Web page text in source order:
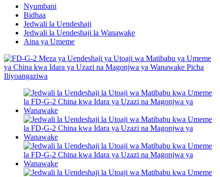
Nyumbani
Bidhaa
Jedwali la Uendeshaji
Jedwali la Uendeshaji la Wanawake
Aina ya Umeme